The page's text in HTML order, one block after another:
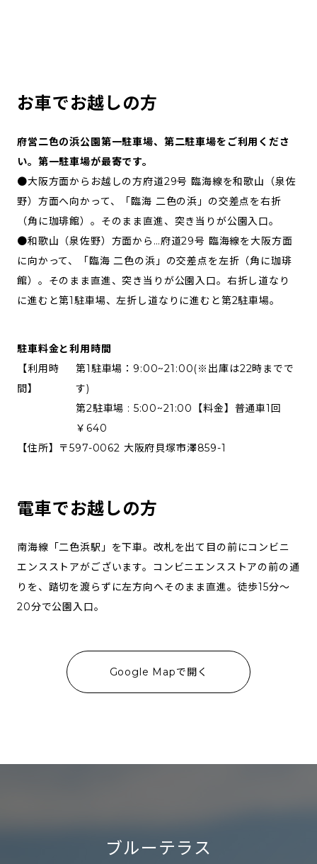
お車でお越しの方
府営二色の浜公園第一駐車場、第二駐車場をご利用くださ
い。第一駐車場が最寄です。
●大阪方面からお越しの方府道29号 臨海線を和歌山（泉佐
野）方面へ向かって、「臨海 二色の浜」の交差点を右折
（角に珈琲館）。そのまま直進、突き当りが公園入口。
●和歌山（泉佐野）方面から…府道29号 臨海線を大阪方面
に向かって、「臨海 二色の浜」の交差点を左折（角に珈琲
館）。そのまま直進、突き当りが公園入口。右折し道なり
に進むと第1駐車場、左折し道なりに進むと第2駐車場。
駐車料金と利用時間
【利用時
間】
第1駐車場：9:00~21:00(※出庫は22時までで
す)
第2駐車場 : 5:00~21:00【料金】普通車1回
￥640
【住所】 〒597-0062 大阪府貝塚市澤859-1
電車でお越しの方
南海線「二色浜駅」を下車。改札を出て目の前にコンビニ
エンスストアがございます。コンビニエンスストアの前の通
りを、踏切を渡らずに左方向へそのまま直進。徒歩15分～
20分で公園入口。
Google Mapで開く
ブルーテラス